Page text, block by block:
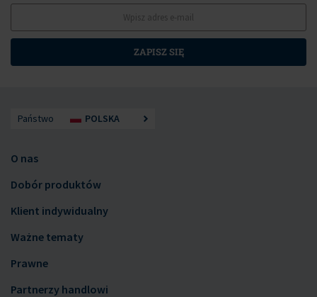
ZAPISZ SIĘ
Państwo POLSKA
O nas
Dobór produktów
Klient indywidualny
Ważne tematy
Prawne
Partnerzy handlowi